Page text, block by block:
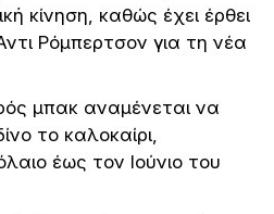
κίνηση, καθώς έχει έρθει
Ρόμπερτσον για τη νέα
μπακ αναμένεται να
το καλοκαίρι,
έως τον Ιούνιο του